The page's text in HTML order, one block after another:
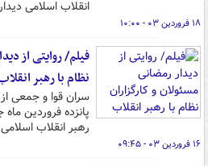
انقلاب اسلامی
۱۸ فروردین ۰۳ - ۱۰:۰۰
فیلم/ روایتی از
نظام با رهبر
سران قوا و جمعی
پانزده فروردین‌
رهبر انقلاب
۱۶ فروردین ۰۳ - ۰۹:۴۵